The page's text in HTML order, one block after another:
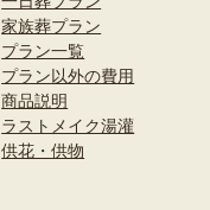
家族葬プラン
プラン一覧
プラン以外の費用
商品説明
ラストメイク湯灌
供花・供物